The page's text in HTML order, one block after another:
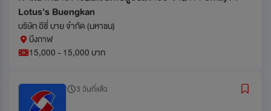
Lotus's Buengkan
บริษัท อีซี่ บาย จำกัด (มหาชน)
บึงกาฬ
15,000 - 15,000 บาท
3 วันที่แล้ว